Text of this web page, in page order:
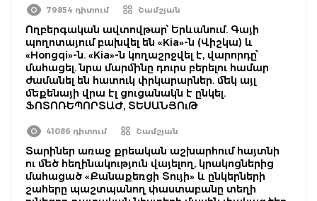
79854 դիտում Շամշյան
Ողբերգական ավտովթար՝ Երևանում. Գայի
պողոտայում բախվել են «Kia»-ն (Վիշկա) և
«Hongqi»-ն. «Kia»-ն կողաշրջվել է, վարորդը՝
մահացել. նրա մարմինը դուրս բերելու համար
ժամանել են հատուկ փրկարարներ. մեկ այլ
մեքենայի վրա էլ ցուցանակն է ընկել.
ՖՈՏՈՌԵՊՈՐՏԱԺ, ՏԵՍԱՆՅՈւԹ
41086 դիտում Շամշյան
Տարիներ առաջ քրեական աշխարհում հայտնի
ու մեծ հեղինակություն վայելող, կրակոցներից
մահացած «Քանաքեռցի Տույի» և ընկերների
շահերը պաշտպանող փաստաբանը տեղի